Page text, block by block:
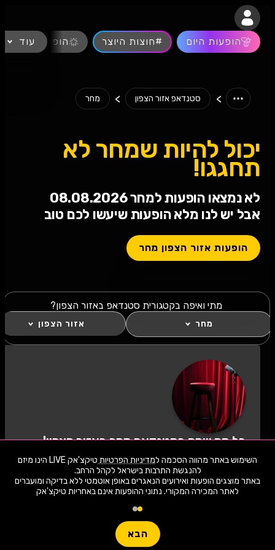
השימוש באתר מהווה הסכמה למדיניות הפרטיות
טיקצ'אק LIVE הינו מיזם
באתר מוצגים הופעות ואירועים הנאגרים באופן אוטמטי ללא בדיקה ומועברים
לאתר המכירה המקורי. נתוני ההופעות אינם באחריות טיקצ'אק
הבא
חפשו הופעה
הופעות היום #חוצות היוצר הופעות חיות
עוד
> סטנדאפ אזור הצפון > מחר
יכול להיות שמחר לא
תחגגו!
לא נמצאו הופעות למחר 08.08.2026
אבל יש לנו מלא הופעות שיעשו לכם טוב
הופעות אזור הצפון מחר
מתי ואיפה בקטגורית סטנדאפ באזור הצפון?
מחר אזור הצפון
כל מה שחם בסטנדאפ מחר באזור הצפון!
לחצו "עקוב" כדי לקבל עדכונים ראשונים על השקת
הופעות, כרטיסים, שוברי הנחה וחשיפה בלעדית
למתרחש באזור שלכם. הצטרפו לסצנת התרבות
בסטנדאפ מחר באזור הצפון ותהיו חלק מהמשפחה!
שימו -💓- נתוני ההופעות המוצגים עודכנו על ידי בינה מלאכותית מאתר המכירה